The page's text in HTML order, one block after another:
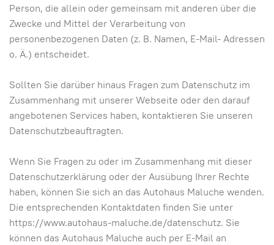
Person, die allein oder gemeinsam mit anderen über die
Zwecke und Mittel der Verarbeitung von
personenbezogenen Daten (z. B. Namen, E-Mail- Adressen
o. Ä.) entscheidet.
Sollten Sie darüber hinaus Fragen zum Datenschutz im
Zusammenhang mit unserer Webseite oder den darauf
angebotenen Services haben, kontaktieren Sie unseren
Datenschutzbeauftragten.
Wenn Sie Fragen zu oder im Zusammenhang mit dieser
Datenschutzerklärung oder der Ausübung Ihrer Rechte
haben, können Sie sich an das Autohaus Maluche wenden.
Die entsprechenden Kontaktdaten finden Sie unter
https://www.autohaus-maluche.de/datenschutz. Sie
können das Autohaus Maluche auch per E-Mail an